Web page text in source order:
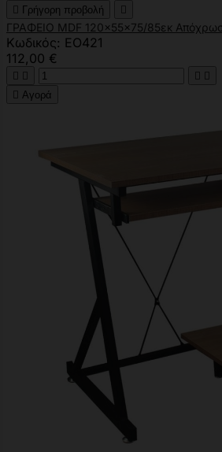
 Γρήγορη προβολή 
ΓΡΑΦΕΙΟ MDF 120x55x75/85εκ
Κωδικός: ΕΟ421
112,00 €
   
 Αγορά